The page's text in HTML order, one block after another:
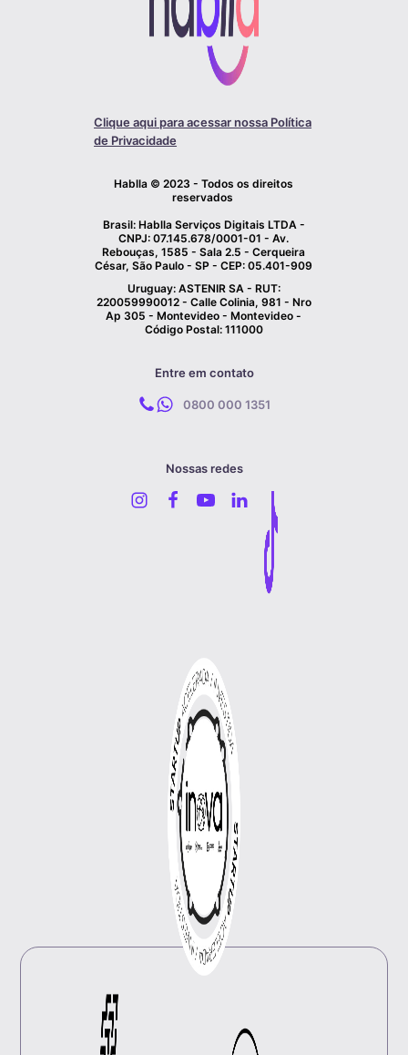
Clique aqui para acessar nossa Política
de Privacidade
Hablla © 2023 - Todos os direitos
reservados
Brasil: Hablla Serviços Digitais LTDA -
CNPJ: 07.145.678/0001-01 - Av.
Rebouças, 1585 - Sala 2.5 - Cerqueira
César, São Paulo - SP - CEP: 05.401-909
Uruguay: ASTENIR SA - RUT:
220059990012 - Calle Colinia, 981 - Nro
Ap 305 - Montevideo - Montevideo -
Código Postal: 111000
Entre em contato
0800 000 1351
Nossas redes